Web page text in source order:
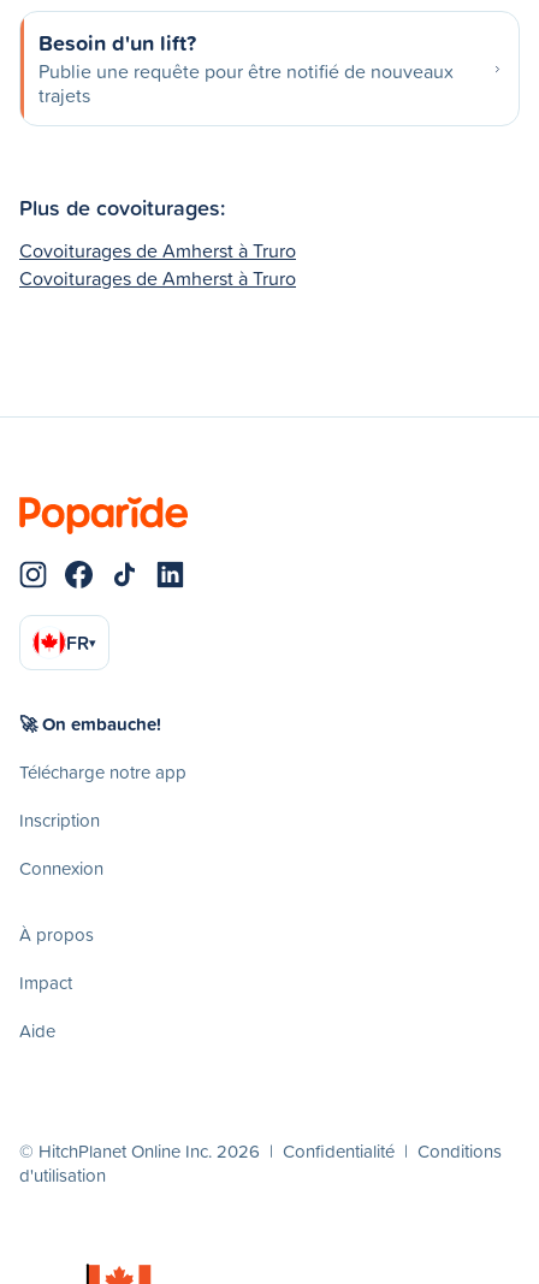
Besoin d'un lift?
Publie une requête pour être notifié de nouveaux
trajets
Plus de covoiturages:
Covoiturages de Amherst à Truro
Covoiturages de Amherst à Truro
FR▾
🚀 On embauche!
Télécharge notre app
Inscription
Connexion
À propos
Impact
Aide
© HitchPlanet Online Inc. 2026 | Confidentialité | Conditions
d'utilisation